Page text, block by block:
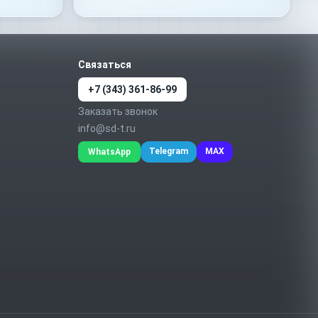
Связаться
+7 (343) 361-86-99
Заказать звонок
info@sd-t.ru
WhatsApp Telegram MAX